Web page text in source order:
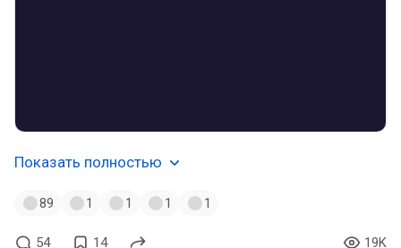
Показать полностью
89 1 1 1 1
54 14 19K